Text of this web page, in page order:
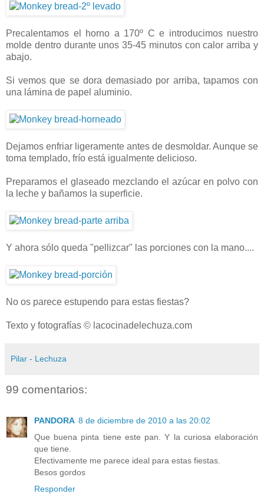
Precalentamos el horno a 170º C e introducimos nuestro
molde dentro durante unos 35-45 minutos con calor arriba y
abajo.
Si vemos que se dora demasiado por arriba, tapamos con
una lámina de papel aluminio.
Dejamos enfriar ligeramente antes de desmoldar. Aunque se
toma templado, frío está igualmente delicioso.
Preparamos el glaseado mezclando el azúcar en polvo con
la leche y bañamos la superficie.
Y ahora sólo queda "pellizcar" las porciones con la mano....
No os parece estupendo para estas fiestas?
Texto y fotografías © lacocinadelechuza.com
Pilar - Lechuza
99 comentarios:
PANDORA 8 de diciembre de 2010 a las 20:02
Que buena pinta tiene este pan. Y la curiosa elaboración
que tiene.
Efectivamente me parece ideal para estas fiestas.
Besos gordos
Responder